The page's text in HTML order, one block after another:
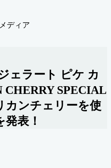
ディア
ェラート ピケ カ
SPECIAL
カンチェリーを使
表！